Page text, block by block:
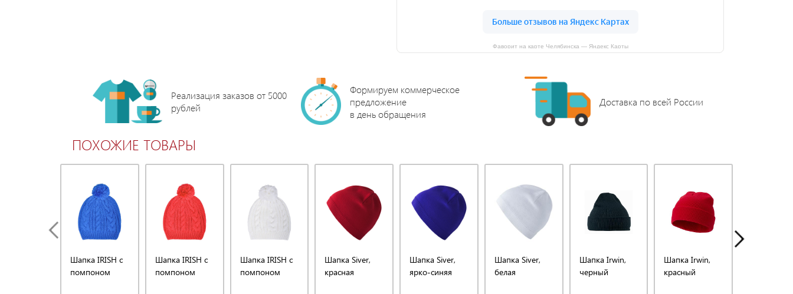
Фаворит на карте Челябинска — Яндекс Карты
Реализация заказов от 5000
рублей
Формируем коммерческое
предложение
в день обращения
Доставка по всей России
ПОХОЖИЕ ТОВАРЫ
Шапка IRISH с
помпоном
Шапка IRISH с
помпоном
Шапка IRISH с
помпоном
Шапка Siver,
красная
Шапка Siver,
ярко-синяя
Шапка Siver,
белая
Шапка Irwin,
черный
Шапка Irwin,
красный